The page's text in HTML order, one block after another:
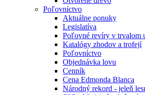
Poľovníctvo
Aktuálne ponuky
Legislatíva
Poľovné revíry v trvalom
Katalógy zhodov a trofejí
Poľovníctvo
Objednávka lovu
Cenník
Cena Edmonda Blanca
Národný rekord - jeleň